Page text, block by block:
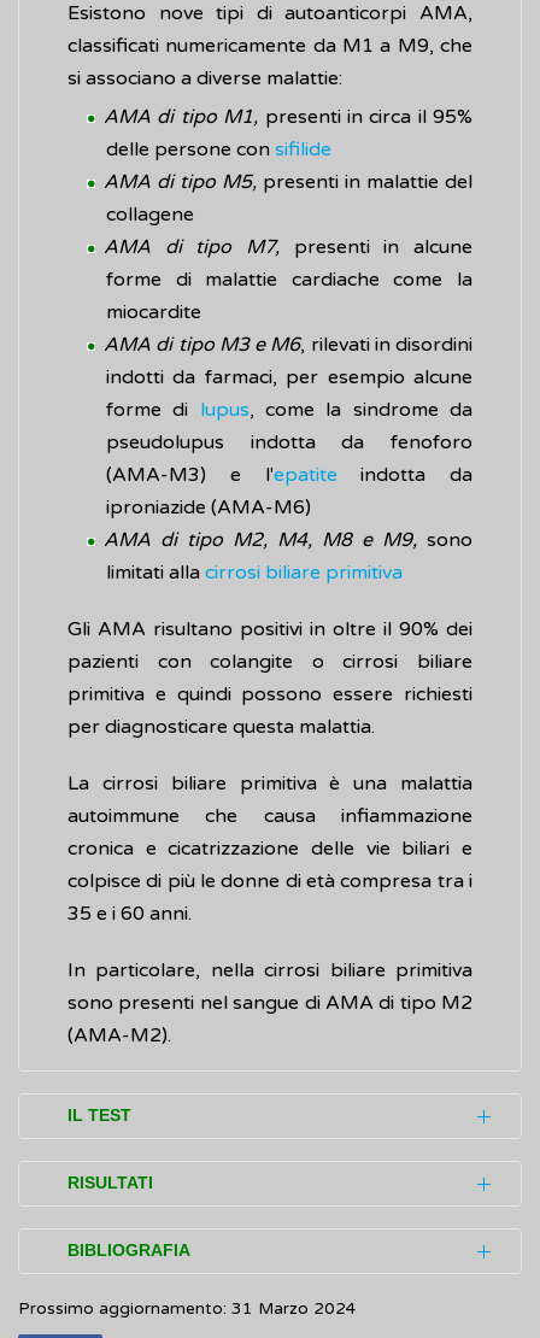
Esistono nove tipi di autoanticorpi AMA,
classificati numericamente da M1 a M9, che
si associano a diverse malattie:
AMA di tipo M1, presenti in circa il 95%
delle persone con sifilide
AMA di tipo M5, presenti in malattie del
collagene
AMA di tipo M7, presenti in alcune
forme di malattie cardiache come la
miocardite
AMA di tipo M3 e M6, rilevati in disordini
indotti da farmaci, per esempio alcune
forme di lupus, come la sindrome da
pseudolupus indotta da fenoforo
(AMA-M3) e l'epatite indotta da
iproniazide (AMA-M6)
AMA di tipo M2, M4, M8 e M9, sono
limitati alla cirrosi biliare primitiva
Gli AMA risultano positivi in oltre il 90% dei
pazienti con colangite o cirrosi biliare
primitiva e quindi possono essere richiesti
per diagnosticare questa malattia.
La cirrosi biliare primitiva è una malattia
autoimmune che causa infiammazione
cronica e cicatrizzazione delle vie biliari e
colpisce di più le donne di età compresa tra i
35 e i 60 anni.
In particolare, nella cirrosi biliare primitiva
sono presenti nel sangue di AMA di tipo M2
(AMA-M2).
IL TEST
Per eseguire il test AMA, viene prelevata
una piccola quantità di sangue da una vena
del braccio e non è necessaria alcuna
preparazione prima dell'esame.
RISULTATI
In circa il 90-95% delle persone con
biliare primitivaè presente un alto livello di
AMA, quindi, in presenza di disturbi al
BIBLIOGRAFIA
Mayo Clinic Laboratories.AMA. Clinical &
Prossimo aggiornamento: 31 Marzo 2024